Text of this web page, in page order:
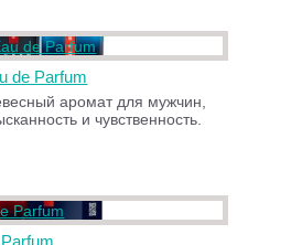
de Parfum
аромат для мужчин,
и чувственность.